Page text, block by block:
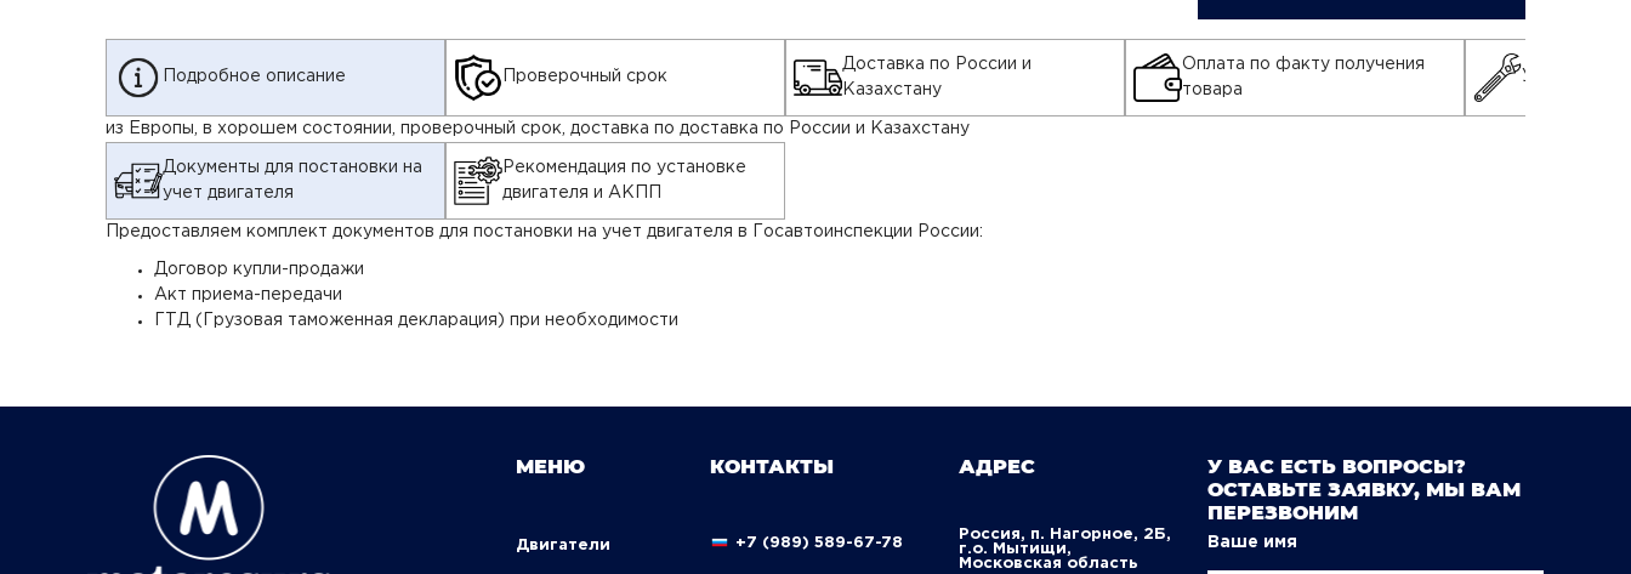
Подробное описание Проверочный срок
Доставка по России и
Казахстану
Оплата по факту получения
товара
Установка
из Европы, в хорошем состоянии, проверочный срок, доставка по доставка по России и Казахстану
Документы для постановки на
учет двигателя
Рекомендация по установке
двигателя и АКПП
Предоставляем комплект документов для постановки на учет двигателя в Госавтоинспекции России:
Договор купли-продажи
Акт приема-передачи
ГТД (Грузовая таможенная декларация) при необходимости
МЕНЮ
Двигатели
КОНТАКТЫ
+7 (989) 589-67-78
АДРЕС
Россия, п. Нагорное, 2Б,
г.о. Мытищи,
Московская область
У ВАС ЕСТЬ ВОПРОСЫ?
ОСТАВЬТЕ ЗАЯВКУ, МЫ ВАМ
ПЕРЕЗВОНИМ
Ваше имя